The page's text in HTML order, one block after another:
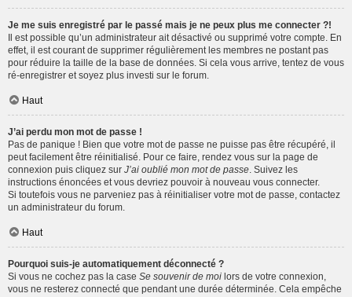
Je me suis enregistré par le passé mais je ne peux plus me connecter ?!
Il est possible qu’un administrateur ait désactivé ou supprimé votre compte. En
effet, il est courant de supprimer régulièrement les membres ne postant pas
pour réduire la taille de la base de données. Si cela vous arrive, tentez de vous
ré-enregistrer et soyez plus investi sur le forum.
Haut
J’ai perdu mon mot de passe !
Pas de panique ! Bien que votre mot de passe ne puisse pas être récupéré, il
peut facilement être réinitialisé. Pour ce faire, rendez vous sur la page de
connexion puis cliquez sur J’ai oublié mon mot de passe . Suivez les
instructions énoncées et vous devriez pouvoir à nouveau vous connecter.
Si toutefois vous ne parveniez pas à réinitialiser votre mot de passe, contactez
un administrateur du forum.
Haut
Pourquoi suis-je automatiquement déconnecté ?
Si vous ne cochez pas la case Se souvenir de moi lors de votre connexion,
vous ne resterez connecté que pendant une durée déterminée. Cela empêche